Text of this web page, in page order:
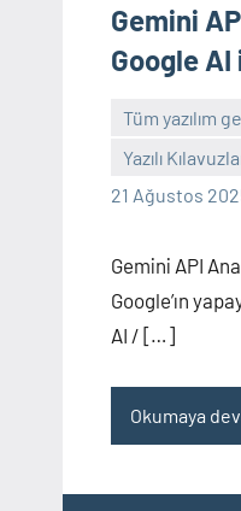
Gemini
Google AI
Tüm yazılım
Yazılı
21 Ağustos
Yorum
yapılmamış
Gemini API
Google’ın
AI / […]
Okumaya